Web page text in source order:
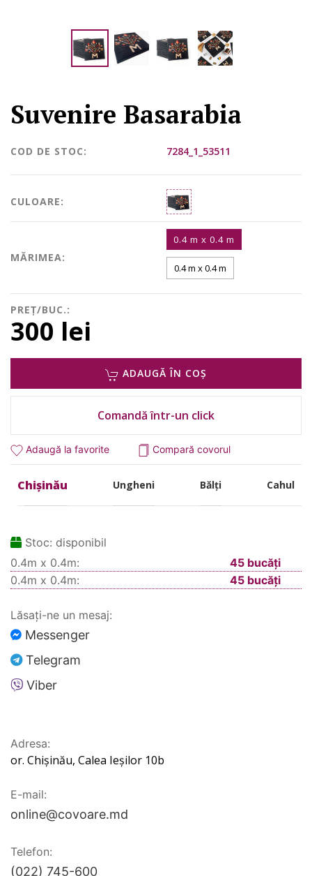
Suvenire Basarabia
COD DE STOC: 7284_1_53511
CULOARE:
MĂRIMEA:
0.4 m x 0.4 m
0.4 m x 0.4 m
PREȚ/BUC.:
300 lei
ADAUGĂ ÎN COȘ
Comandă într-un click
Adaugă la favorite Compară covorul
Chișinău Ungheni Bălți Cahul
Stoc: disponibil
0.4m x 0.4m:
45 bucăți
0.4m x 0.4m:
45 bucăți
Lăsați-ne un mesaj:
Messenger
Telegram
Viber
Adresa:
or. Chișinău, Calea Ieșilor 10b
E-mail:
online@covoare.md
Telefon:
(022) 745-600